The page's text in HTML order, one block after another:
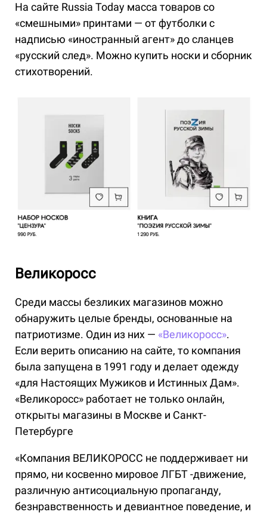
На сайте Russia Today масса товаров со
«смешными» принтами — от футболки с
надписью «иностранный агент» до сланцев
«русский след». Можно купить носки и сборник
стихотворений.
Великоросс
Среди массы безликих магазинов можно
обнаружить целые бренды, основанные на
патриотизме. Один из них — «Великоросс».
Если верить описанию на сайте, то компания
была запущена в 1991 году и делает одежду
«для Настоящих Мужиков и Истинных Дам».
«Великоросс» работает не только онлайн,
открыты магазины в Москве и Санкт-
Петербурге
«Компания ВЕЛИКОРОСС не поддерживает ни
прямо, ни косвенно мировое ЛГБТ -движение,
различную антисоциальную пропаганду,
безнравственность и девиантное поведение, и